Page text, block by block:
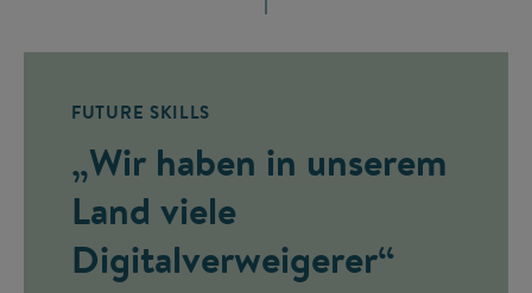
FUTURE SKILLS
„Wir haben in unserem
Land viele
Digitalverweigerer“